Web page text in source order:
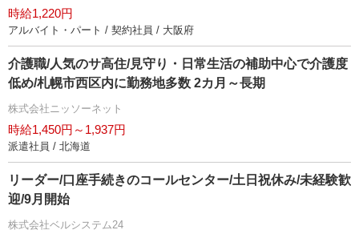
時給1,220円
アルバイト・パート / 契約社員 / 大阪府
介護職/人気のサ高住/見守り・日常生活の補助中心で介護度
低め/札幌市西区内に勤務地多数 2カ月～長期
株式会社ニッソーネット
時給1,450円～1,937円
派遣社員 / 北海道
リーダー/口座手続きのコールセンター/土日祝休み/未経験歓
迎/9月開始
株式会社ベルシステム24